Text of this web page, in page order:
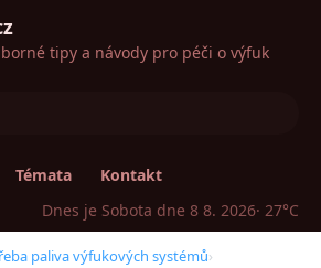
tipy a návody pro péči o výfuk
Témata
Kontakt
Dnes je Sobota dne 8 8. 2026· 27°C
paliva výfukových systémů›